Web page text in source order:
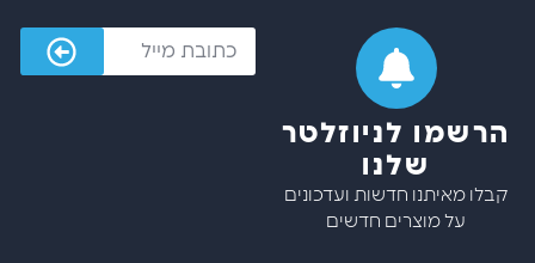
הרשמו לניוזלטר
שלנו
קבלו מאיתנו חדשות ועדכונים
על מוצרים חדשים